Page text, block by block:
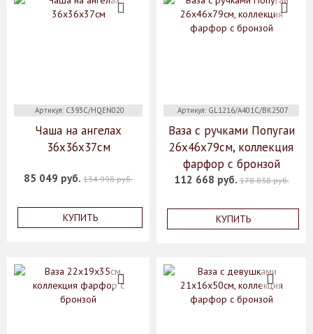
Артикул: C393C/HQEN020
Чаша на ангелах
36х36х37см
85 049 руб. 134 998 руб.
КУПИТЬ
Артикул: GL1216/A401C/BK2507
Ваза с ручками Попугаи
26х46х79см, коллекция
фарфор с бронзой
112 668 руб.178 838 руб.
КУПИТЬ